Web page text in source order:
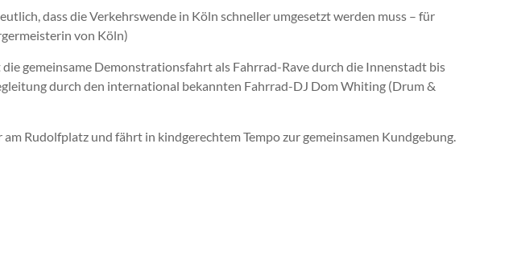
dass die Verkehrswende in Köln schneller umgesetzt werden muss – für
von Köln)
gemeinsame Demonstrationsfahrt als Fahrrad-Rave durch die Innenstadt bis
durch den international bekannten Fahrrad-DJ Dom Whiting (Drum &
Rudolfplatz und fährt in kindgerechtem Tempo zur gemeinsamen Kundgebung.